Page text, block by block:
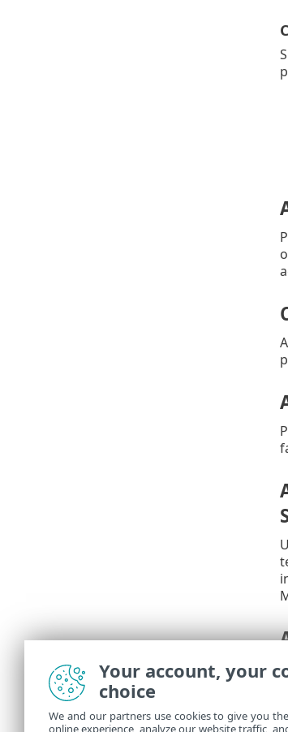
Your account, your
choice
We and our partners use cookies to give you
online experience, analyze our website traffic,